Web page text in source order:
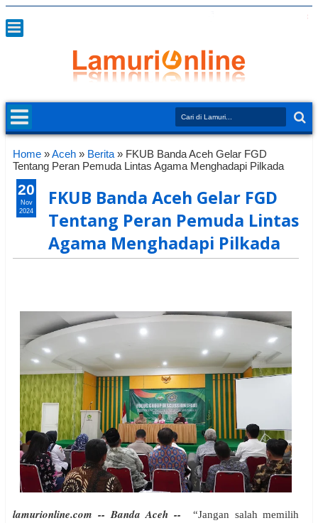
Home »Aceh » Berita » FKUB Banda Aceh Gelar FGD
Tentang Peran Pemuda Lintas Agama Menghadapi Pilkada
FKUB Banda Aceh Gelar FGD
Tentang Peran Pemuda Lintas
Agama Menghadapi Pilkada
lamurionline.com -- Banda Aceh --
“Jangan salah memilih
20
Nov
2024